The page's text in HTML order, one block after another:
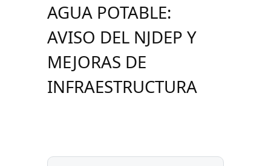
AGUA POTABLE:
AVISO DEL NJDEP Y
MEJORAS DE
INFRAESTRUCTURA